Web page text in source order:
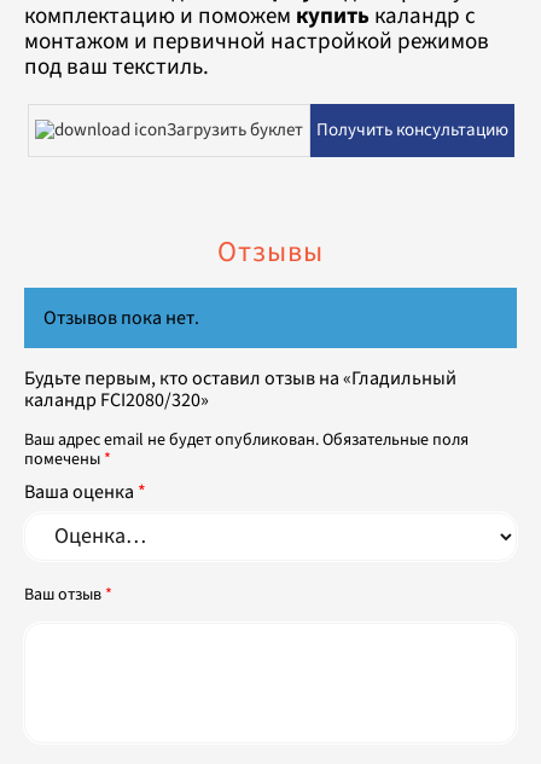
комплектацию и поможем купить каландр с
монтажом и первичной настройкой режимов
под ваш текстиль.
Загрузить буклет Получить консультацию
Отзывы
Отзывов пока нет.
Будьте первым, кто оставил отзыв на «Гладильный
каландр FCI2080/320»
Ваш адрес email не будет опубликован.Обязательные поля
помечены *
Ваша оценка *
Ваш отзыв *